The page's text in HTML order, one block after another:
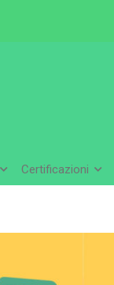
Certificazioni